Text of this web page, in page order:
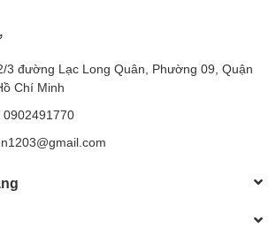
3 đường Lạc Long Quân, Phường 09, Quận
Chí Minh
0902491770